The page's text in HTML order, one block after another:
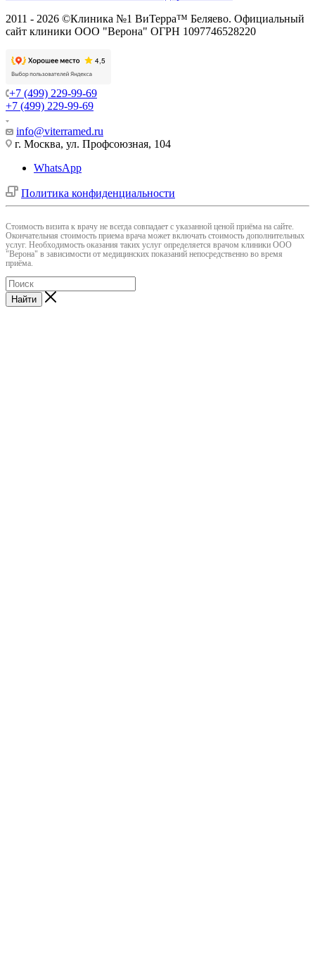
2011 - 2026 ©Клиника №1 ВиТерра™ Беляево. Официальный
сайт клиники ООО "Верона" ОГРН 1097746528220
+7 (499) 229-99-69
+7 (499) 229-99-69
info@viterramed.ru
г. Москва, ул. Профсоюзная, 104
WhatsApp
Политика конфиденциальности
Cтоимость визита к врачу не всегда совпадает с указанной ценой приёма на сайте.
Окончательная стоимость приема врача может включать стоимость дополнительных
услуг. Необходимость оказания таких услуг определяется врачом клиники ООО
"Верона" в зависимости от медицинских показаний непосредственно во время
приёма.
Найти